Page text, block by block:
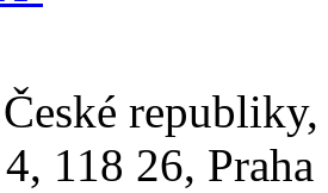
118 26,